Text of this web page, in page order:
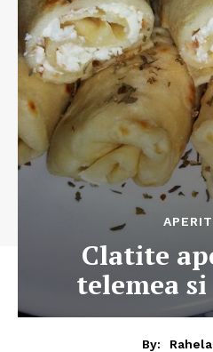
Clatite
telemea
By: